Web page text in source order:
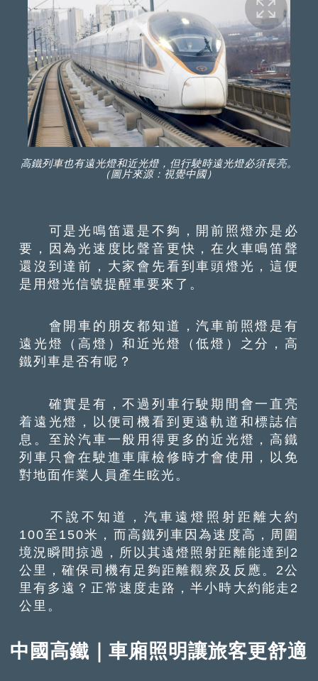
高鐵列車也有遠光燈和近光燈，但行駛時遠光燈必須長亮。
（圖片來源：視覺中國）
可是光鳴笛還是不夠，開前照燈亦是必
要，因為光速度比聲音更快，在火車鳴笛聲
還沒到達前，大家會先看到車頭燈光，這便
是用燈光信號提醒車要來了。
會開車的朋友都知道，汽車前照燈是有
遠光燈（高燈）和近光燈（低燈）之分，高
鐵列車是否有呢？
確實是有，不過列車行駛期間會一直亮
着遠光燈，以便司機看到更遠軌道和標誌信
息。至於汽車一般用得更多的近光燈，高鐵
列車只會在駛進車庫檢修時才會使用，以免
對地面作業人員產生眩光。
不說不知道，汽車遠燈照射距離大約
100至150米，而高鐵列車因為速度高，周圍
境況瞬間掠過，所以其遠燈照射距離能達到2
公里，確保司機有足夠距離觀察及反應。2公
里有多遠？正常速度走路，半小時大約能走2
公里。
中國高鐵｜車廂照明讓旅客更舒適